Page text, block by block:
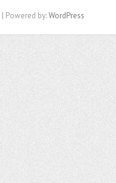
| Powered by:WordPress